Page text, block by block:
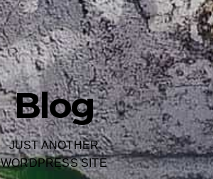
Blog
JUST ANOTHER
WORDPRESS SITE